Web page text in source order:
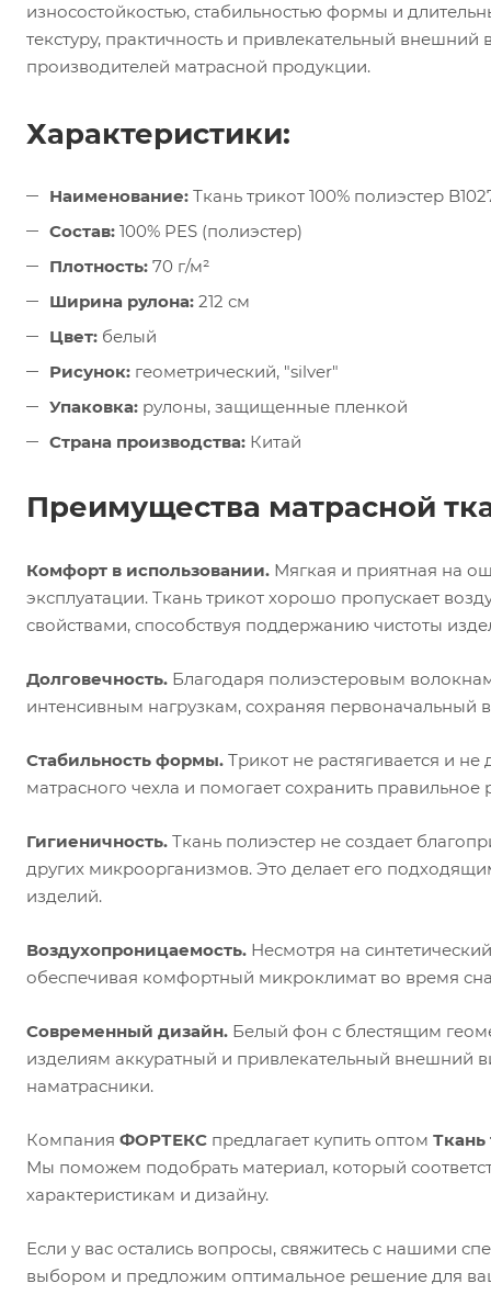
износостойкостью, стабильностью формы и
текстуру, практичность и привлекательный
производителей матрасной продукции.
Характеристики:
Наименование: Ткань трикот 100% полиэстер
Состав: 100% PES (полиэстер)
Плотность: 70 г/м²
Ширина рулона: 212 см
Цвет: белый
Рисунок: геометрический, "silver"
Упаковка: рулоны, защищенные пленкой
Страна производства: Китай
Преимущества матрасной
Комфорт в использовании. Мягкая и приятная на
эксплуатации. Ткань трикот хорошо пропускает
свойствами, способствуя поддержанию чистоты
Долговечность. Благодаря полиэстеровым
интенсивным нагрузкам, сохраняя
Стабильность формы. Трикот не растягивается и
матрасного чехла и помогает сохранить
Гигиеничность. Ткань полиэстер не создает
других микроорганизмов. Это делает его
изделий.
Воздухопроницаемость. Несмотря на
обеспечивая комфортный микроклимат во время
Современный дизайн. Белый фон с блестящим
изделиям аккуратный и привлекательный внешний
наматрасники.
Компания ФОРТЕКС предлагает купить оптом Ткань
Мы поможем подобрать материал, который
характеристикам и дизайну.
Если у вас остались вопросы, свяжитесь с нашими
выбором и предложим оптимальное решение для